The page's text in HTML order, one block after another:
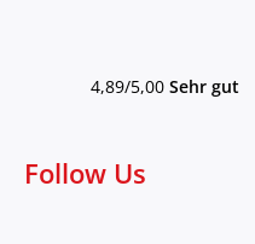
4,89/5,00 Sehr gut
Follow Us